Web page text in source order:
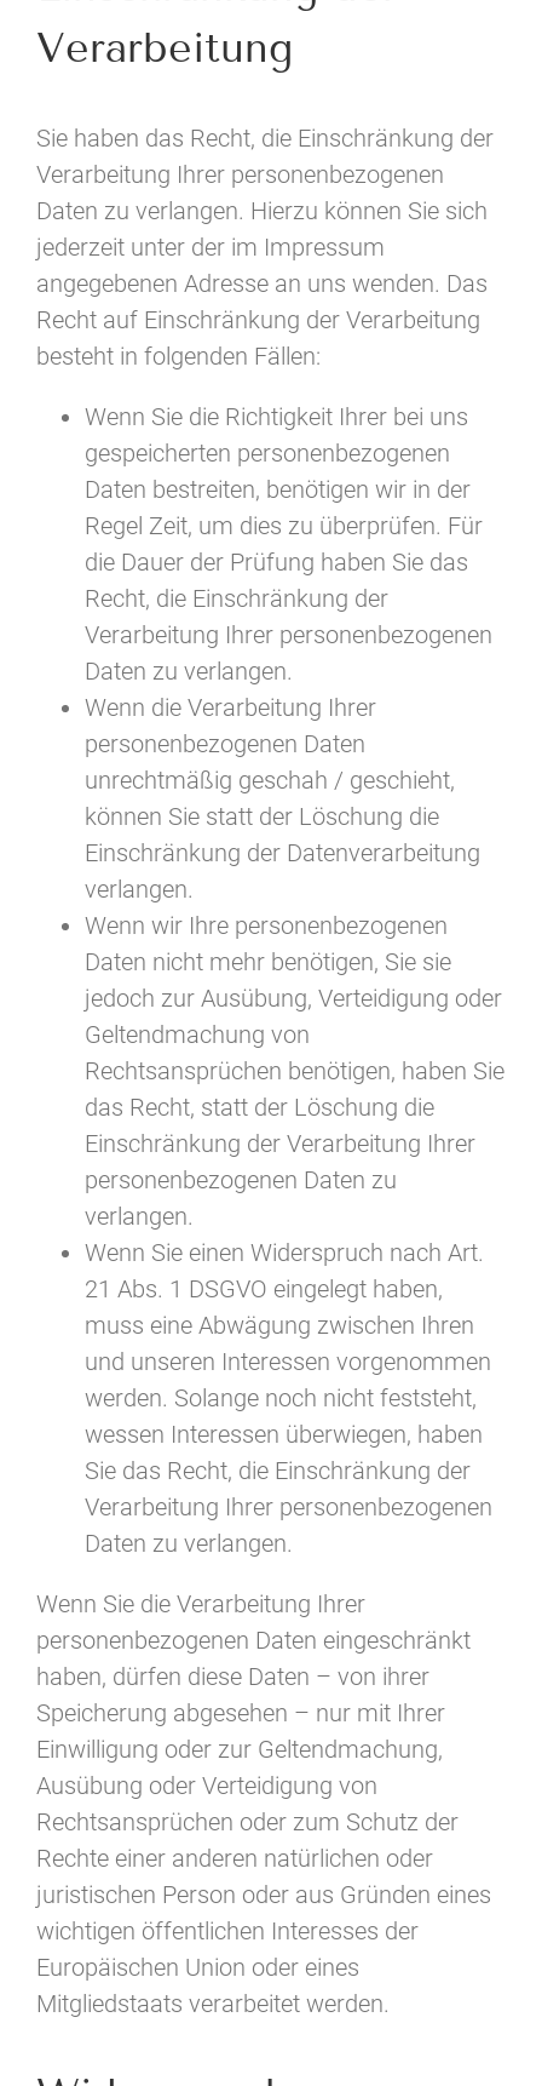
Verarbeitung
Sie haben das Recht, die Einschränkung der
Verarbeitung Ihrer personenbezogenen
Daten zu verlangen. Hierzu können Sie sich
jederzeit unter der im Impressum
angegebenen Adresse an uns wenden. Das
Recht auf Einschränkung der Verarbeitung
besteht in folgenden Fällen:
Wenn Sie die Richtigkeit Ihrer bei uns
gespeicherten personenbezogenen
Daten bestreiten, benötigen wir in der
Regel Zeit, um dies zu überprüfen. Für
die Dauer der Prüfung haben Sie das
Recht, die Einschränkung der
Verarbeitung Ihrer personenbezogenen
Daten zu verlangen.
Wenn die Verarbeitung Ihrer
personenbezogenen Daten
unrechtmäßig geschah / geschieht,
können Sie statt der Löschung die
Einschränkung der Datenverarbeitung
verlangen.
Wenn wir Ihre personenbezogenen
Daten nicht mehr benötigen, Sie sie
jedoch zur Ausübung, Verteidigung oder
Geltendmachung von
Rechtsansprüchen benötigen, haben Sie
das Recht, statt der Löschung die
Einschränkung der Verarbeitung Ihrer
personenbezogenen Daten zu
verlangen.
Wenn Sie einen Widerspruch nach Art.
21 Abs. 1 DSGVO eingelegt haben,
muss eine Abwägung zwischen Ihren
und unseren Interessen vorgenommen
werden. Solange noch nicht feststeht,
wessen Interessen überwiegen, haben
Sie das Recht, die Einschränkung der
Verarbeitung Ihrer personenbezogenen
Daten zu verlangen.
Wenn Sie die Verarbeitung Ihrer
personenbezogenen Daten eingeschränkt
haben, dürfen diese Daten – von ihrer
Speicherung abgesehen – nur mit Ihrer
Einwilligung oder zur Geltendmachung,
Ausübung oder Verteidigung von
Rechtsansprüchen oder zum Schutz der
Rechte einer anderen natürlichen oder
juristischen Person oder aus Gründen eines
wichtigen öffentlichen Interesses der
Europäischen Union oder eines
Mitgliedstaats verarbeitet werden.